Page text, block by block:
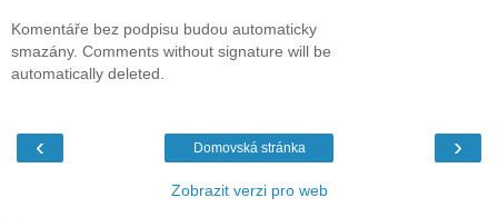
Komentáře bez podpisu budou automaticky
smazány. Comments without signature will be
automatically deleted.
‹ ›
Domovská stránka
Zobrazit verzi pro web